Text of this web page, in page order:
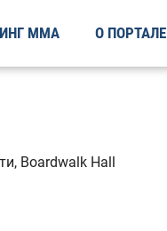
ММА О ПОРТАЛЕ
Boardwalk Hall